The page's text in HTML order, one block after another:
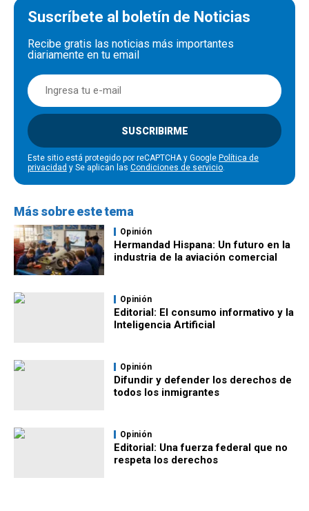
Suscríbete al boletín de Noticias
Recibe gratis las noticias más importantes
diariamente en tu email
SUSCRIBIRME
Este sitio está protegido por reCAPTCHA y Google Política de
privacidad y Se aplican las Condiciones de servicio.
Más sobre este tema
Opinión
Hermandad Hispana: Un futuro en la
industria de la aviación comercial
Opinión
Editorial: El consumo informativo y la
Inteligencia Artificial
Opinión
Difundir y defender los derechos de
todos los inmigrantes
Opinión
Editorial: Una fuerza federal que no
respeta los derechos